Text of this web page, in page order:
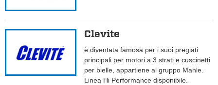
Clevite
è diventata famosa per i suoi pregiati
principali per motori a 3 strati e cuscinetti
per bielle, appartiene al gruppo Mahle.
Linea Hi Performance disponibile.